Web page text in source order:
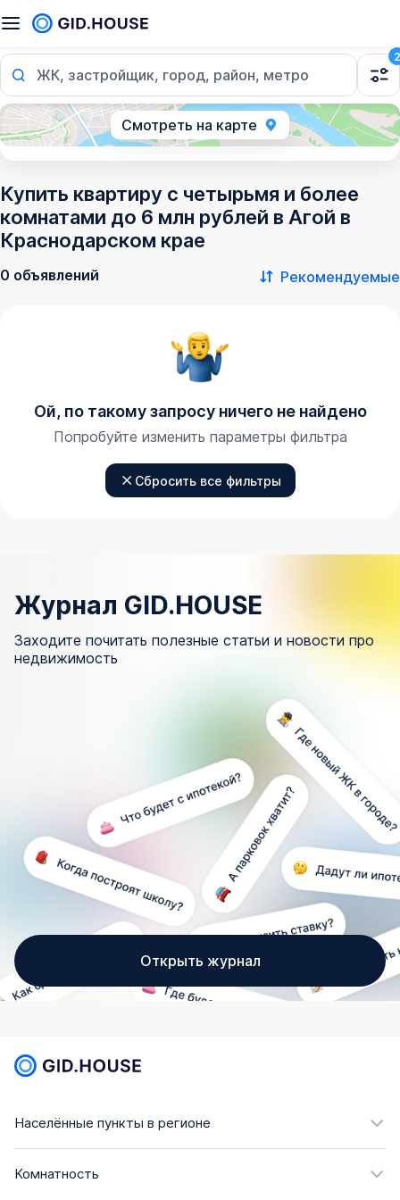
ЖК, застройщик, город, район, метро
2
Смотреть на карте
Купить квартиру с четырьмя и более
комнатами до 6 млн рублей в Агой в
Краснодарском крае
0 объявлений Рекомендуемые
Ой, по такому запросу ничего не найдено
Попробуйте изменить параметры фильтра
Сбросить все фильтры
Журнал GID.HOUSE
Заходите почитать полезные статьи и новости про
недвижимость
Открыть журнал
Населённые пункты в регионе
Комнатность